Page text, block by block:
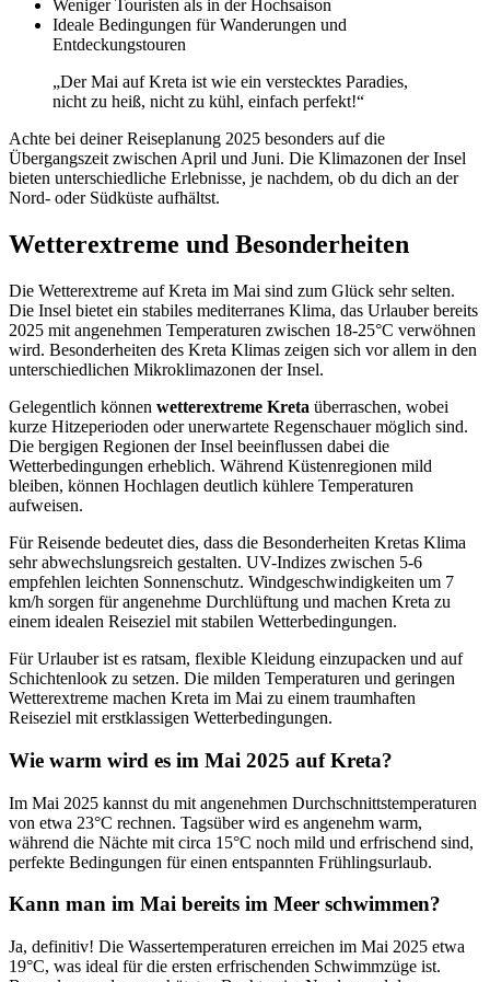
Weniger Touristen als in der Hochsaison
Ideale Bedingungen für Wanderungen und
Entdeckungstouren
„Der Mai auf Kreta ist wie ein verstecktes Paradies,
nicht zu heiß, nicht zu kühl, einfach perfekt!“
Achte bei deiner Reiseplanung 2025 besonders auf die
Übergangszeit zwischen April und Juni. Die Klimazonen der Insel
bieten unterschiedliche Erlebnisse, je nachdem, ob du dich an der
Nord- oder Südküste aufhältst.
Wetterextreme und Besonderheiten
Die Wetterextreme auf Kreta im Mai sind zum Glück sehr selten.
Die Insel bietet ein stabiles mediterranes Klima, das Urlauber bereits
2025 mit angenehmen Temperaturen zwischen 18-25°C verwöhnen
wird. Besonderheiten des Kreta Klimas zeigen sich vor allem in den
unterschiedlichen Mikroklimazonen der Insel.
Gelegentlich können wetterextreme Kreta überraschen, wobei
kurze Hitzeperioden oder unerwartete Regenschauer möglich sind.
Die bergigen Regionen der Insel beeinflussen dabei die
Wetterbedingungen erheblich. Während Küstenregionen mild
bleiben, können Hochlagen deutlich kühlere Temperaturen
aufweisen.
Für Reisende bedeutet dies, dass die Besonderheiten Kretas Klima
sehr abwechslungsreich gestalten. UV-Indizes zwischen 5-6
empfehlen leichten Sonnenschutz. Windgeschwindigkeiten um 7
km/h sorgen für angenehme Durchlüftung und machen Kreta zu
einem idealen Reiseziel mit stabilen Wetterbedingungen.
Für Urlauber ist es ratsam, flexible Kleidung einzupacken und auf
Schichtenlook zu setzen. Die milden Temperaturen und geringen
Wetterextreme machen Kreta im Mai zu einem traumhaften
Reiseziel mit erstklassigen Wetterbedingungen.
Wie warm wird es im Mai 2025 auf Kreta?
Im Mai 2025 kannst du mit angenehmen Durchschnittstemperaturen
von etwa 23°C rechnen. Tagsüber wird es angenehm warm,
während die Nächte mit circa 15°C noch mild und erfrischend sind,
perfekte Bedingungen für einen entspannten Frühlingsurlaub.
Kann man im Mai bereits im Meer schwimmen?
Ja, definitiv! Die Wassertemperaturen erreichen im Mai 2025 etwa
19°C, was ideal für die ersten erfrischenden Schwimmzüge ist.